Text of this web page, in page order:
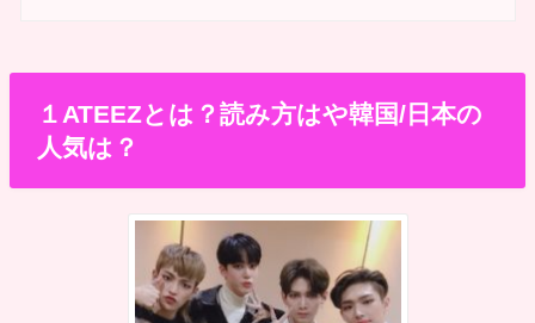
１ATEEZとは？読み方はや韓国/日本の
人気は？